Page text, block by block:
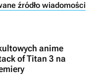
źródło wiadomości
anime
of Titan 3 na